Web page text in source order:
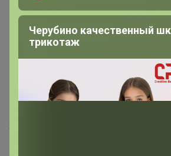
Подарочные сертификаты
Реклама на сайте
Поставщикам
support@24-ok.ru
Защита покупателя
Черубино качественный
трикотаж